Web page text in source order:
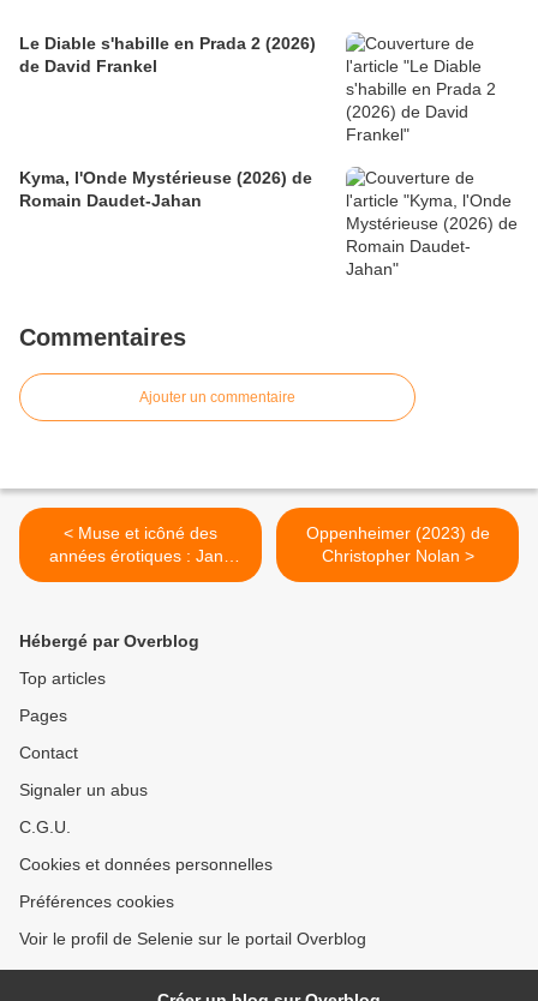
Le Diable s'habille en Prada 2 (2026)
de David Frankel
Kyma, l'Onde Mystérieuse (2026) de
Romain Daudet-Jahan
Commentaires
Ajouter un commentaire
< Muse et icôné des
années érotiques : Jane
Birkin
Oppenheimer (2023) de
Christopher Nolan >
Hébergé par Overblog
Top articles
Pages
Contact
Signaler un abus
C.G.U.
Cookies et données personnelles
Préférences cookies
Voir le profil de Selenie sur le portail Overblog